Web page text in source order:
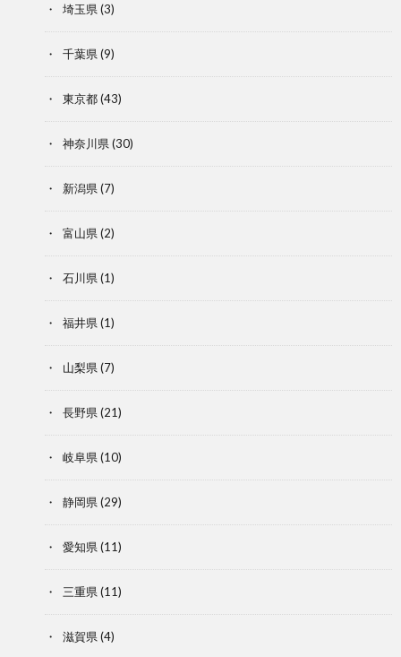
埼玉県(3)
千葉県(9)
東京都(43)
神奈川県(30)
新潟県(7)
富山県(2)
石川県(1)
福井県(1)
山梨県(7)
長野県(21)
岐阜県(10)
静岡県(29)
愛知県(11)
三重県(11)
滋賀県(4)